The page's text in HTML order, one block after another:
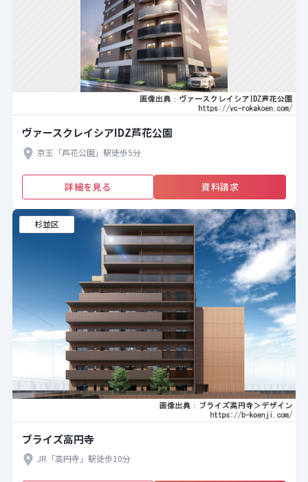
ヴァースクレイシアIDZ芦花公園
京王「芦花公園」駅徒歩5分
詳細を見る 資料請求
杉並区
ブライズ高円寺
JR「高円寺」駅徒歩10分